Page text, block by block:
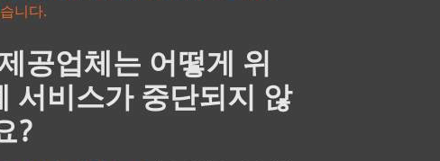
니다.
공업체는 어떻게 위
서비스가 중단되지 않
?